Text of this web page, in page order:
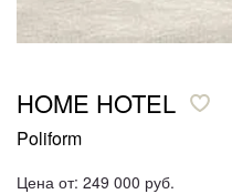
HOME HOTEL
Poliform
Цена от: 249 000 руб.